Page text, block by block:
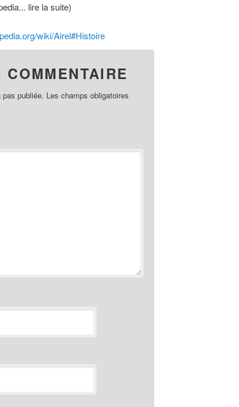
lire la suite)
wiki/Airel#Histoire
publiée. Les champs obligatoires